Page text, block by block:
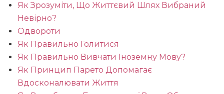
Як Зрозуміти, Що Життєвий Шлях Вибраний
Невірно?
Одвороти
Як Правильно Голитися
Як Правильно Вивчати Іноземну Мову?
Як Принцип Парето Допомагає
Вдосконалювати Життя